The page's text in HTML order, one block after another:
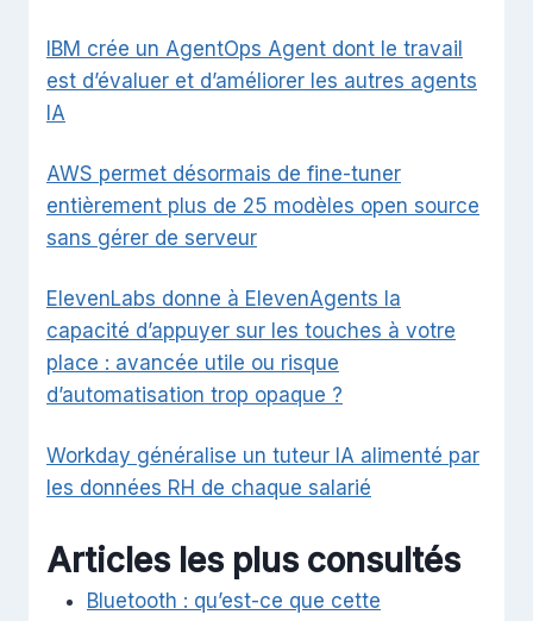
IBM crée un AgentOps Agent dont le travail
est d’évaluer et d’améliorer les autres agents
IA
AWS permet désormais de fine-tuner
entièrement plus de 25 modèles open source
sans gérer de serveur
ElevenLabs donne à ElevenAgents la
capacité d’appuyer sur les touches à votre
place : avancée utile ou risque
d’automatisation trop opaque ?
Workday généralise un tuteur IA alimenté par
les données RH de chaque salarié
Articles les plus consultés
Bluetooth : qu’est-ce que cette